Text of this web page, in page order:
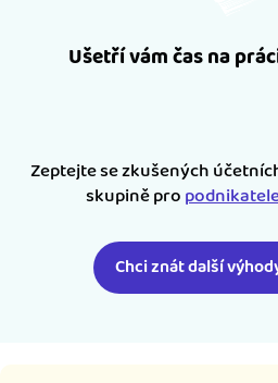
Ušetří vám čas na
Zeptejte se zkušených
skupině pro
Chci znát další